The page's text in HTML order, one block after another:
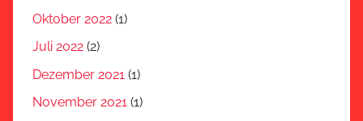
Oktober 2022 (1)
Juli 2022 (2)
Dezember 2021 (1)
November 2021 (1)